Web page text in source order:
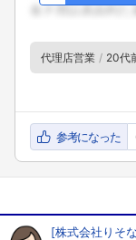
代理店営業 20代
参考になった
[株式会社りそ